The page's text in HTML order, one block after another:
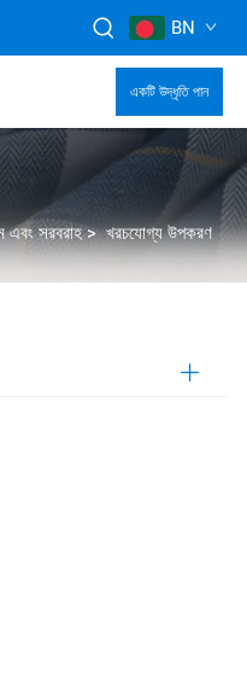
BN
একটি উদ্ধৃতি পান
এবং সরবরাহ>খরচযোগ্য উপকরণ